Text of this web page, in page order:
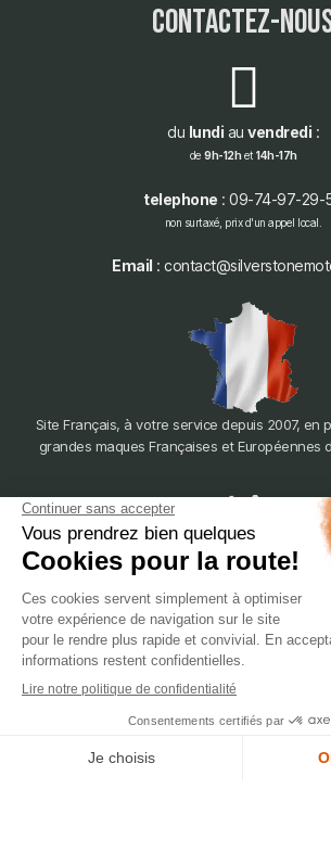
contactez-
du lundi au vendredi :
de 9h-12het 14h-17h
telephone : 09-74-97-29-
non surtaxé, prix d'un appel local.
Email :
Site Français, à votre service depuis 2007, en
grandes maques Françaises et Européennes
388 Av. Charles de Gaulle, 69200
© 2007-2025 Silverstone